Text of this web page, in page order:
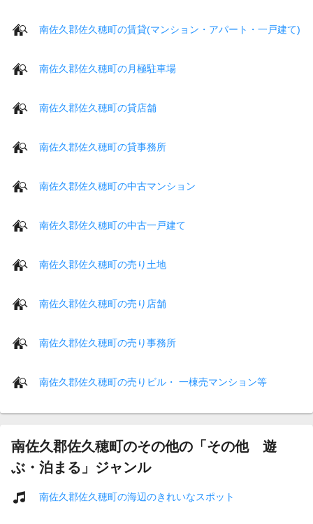
南佐久郡佐久穂町の賃貸(マンション・アパート・一戸建て)
南佐久郡佐久穂町の月極駐車場
南佐久郡佐久穂町の貸店舗
南佐久郡佐久穂町の貸事務所
南佐久郡佐久穂町の中古マンション
南佐久郡佐久穂町の中古一戸建て
南佐久郡佐久穂町の売り土地
南佐久郡佐久穂町の売り店舗
南佐久郡佐久穂町の売り事務所
南佐久郡佐久穂町の売りビル・ 一棟売マンション等
南佐久郡佐久穂町のその他の「その他 遊
ぶ・泊まる」ジャンル
南佐久郡佐久穂町の海辺のきれいなスポット